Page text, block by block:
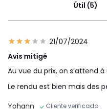
Útil (5)
21/07/2024
Avis mitigé
Au vue du prix, on s’attend
Le rendu est bien mais des
Yohann
Cliente verificado